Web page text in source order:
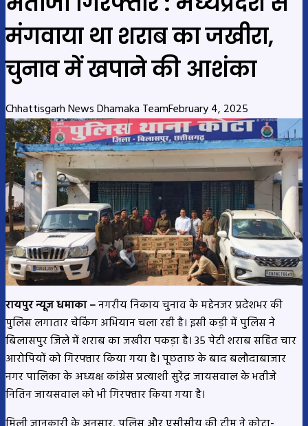
मंगवाया था शराब का जखीरा,
चुनाव में खपाने की आशंका
Chhattisgarh News Dhamaka TeamFebruary 4, 2025
रायपुर न्यूज धमाका –नगरीय निकाय चुनाव के मद्देनजर प्रदेशभर की
पुलिस लगातार चेकिंग अभियान चला रही है। इसी कड़ी में पुलिस ने
बिलासपुर जिले में शराब का जखीरा पकड़ा है। 35 पेटी शराब सहित चार
आरोपियों को गिरफ्तार किया गया है। पूछताछ के बाद बलौदाबाजार
नगर पालिका के अध्यक्ष कांग्रेस प्रत्याशी सुरेंद्र जायसवाल के भतीजे
नितिन जायसवाल को भी गिरफ्तार किया गया है।